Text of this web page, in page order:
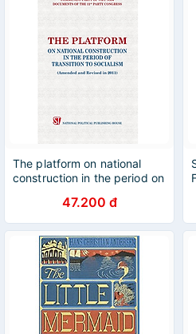
The platform on national
construction in the period on
(Amended and revised in
2011)
47.200 đ